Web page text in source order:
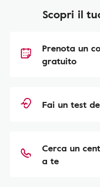
Scopri il
Prenota un
gratuito
Fai un test
Cerca un
a te